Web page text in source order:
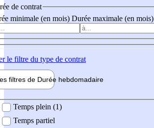
de contrat
minimale (en mois) Durée maximale (en mois)
le filtre du type de contrat
filtres de Durée hebdomadaire
Temps plein (1)
Temps partiel